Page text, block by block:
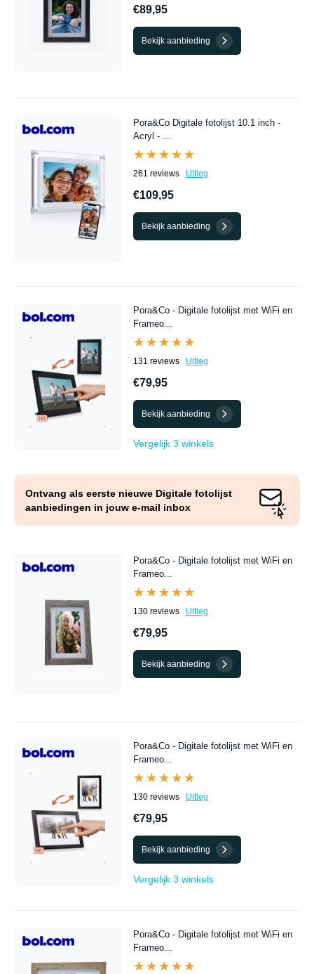
€89,95
Bekijk aanbieding
Pora&Co Digitale fotolijst 10.1 inch -
Acryl - ...
★★★★★
★★★★★
261 reviews Uitleg
€109,95
Bekijk aanbieding
Pora&Co - Digitale fotolijst met WiFi en
Frameo...
★★★★★
★★★★★
131 reviews Uitleg
€79,95
Bekijk aanbieding
Vergelijk 3 winkels
Ontvang als eerste nieuwe Digitale fotolijst
aanbiedingen in jouw e-mail inbox
Pora&Co - Digitale fotolijst met WiFi en
Frameo...
★★★★★
★★★★★
130 reviews Uitleg
€79,95
Bekijk aanbieding
Pora&Co - Digitale fotolijst met WiFi en
Frameo...
★★★★★
★★★★★
130 reviews Uitleg
€79,95
Bekijk aanbieding
Vergelijk 3 winkels
Pora&Co - Digitale fotolijst met WiFi en
Frameo...
★★★★★
★★★★★